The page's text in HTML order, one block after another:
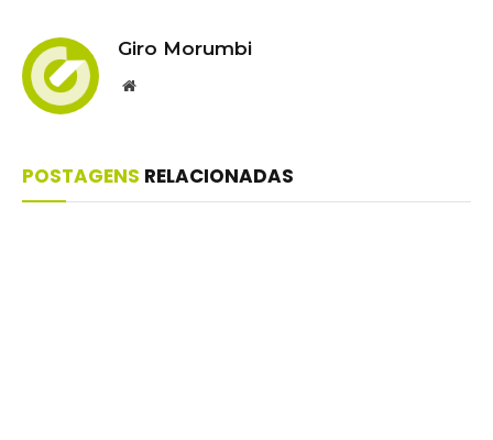
Giro Morumbi
Website
POSTAGENS RELACIONADAS